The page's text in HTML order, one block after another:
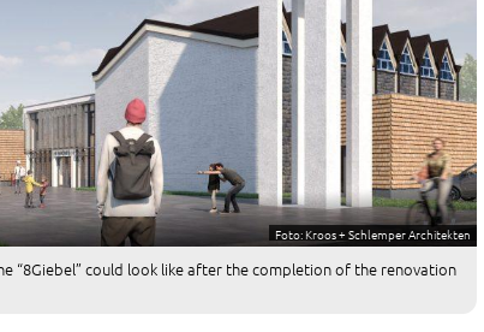
Foto: Kroos + Schlemper Architekten
“8Giebel” could look like after the completion of the renovation